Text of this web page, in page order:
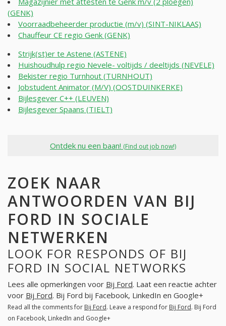
(GENK)
Voorraadbeheerder productie (m/v) (SINT-NIKLAAS)
Chauffeur CE regio Genk (GENK)
Strijk(st)er te Astene (ASTENE)
Huishoudhulp regio Nevele- voltijds / deeltijds (NEVELE)
Bekister regio Turnhout (TURNHOUT)
Jobstudent Animator (M/V) (OOSTDUINKERKE)
Bijlesgever C++ (LEUVEN)
Bijlesgever Spaans (TIELT)
Ontdek nu een baan! (Find out job now!)
ZOEK NAAR
ANTWOORDEN VAN BIJ
FORD IN SOCIALE
NETWERKEN
LOOK FOR RESPONDS OF BIJ
FORD IN SOCIAL NETWORKS
Lees alle opmerkingen voor Bij Ford. Laat een reactie achter
voor Bij Ford. Bij Ford bij Facebook, LinkedIn en Google+
Read all the comments for Bij Ford. Leave a respond for Bij Ford. Bij Ford
on Facebook, LinkedIn and Google+